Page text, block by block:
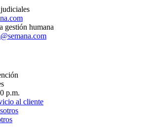
gestión humana
p.m.
al cliente